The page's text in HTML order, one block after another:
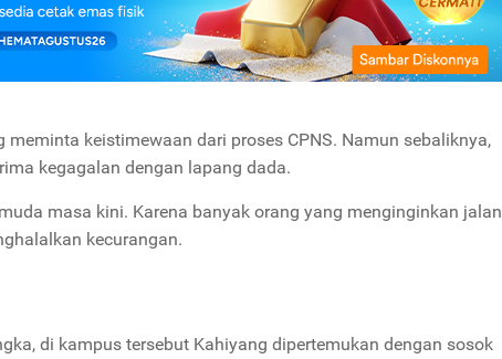
keistimewaan dari proses CPNS. Namun sebaliknya,
kegagalan dengan lapang dada.
masa kini. Karena banyak orang yang menginginkan jalan
kecurangan.
di kampus tersebut Kahiyang dipertemukan dengan sosok